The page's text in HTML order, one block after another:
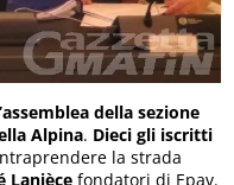
della sezione
Alpina. Dieci gli iscritti
la strada
Laniècefondatori di Epav.